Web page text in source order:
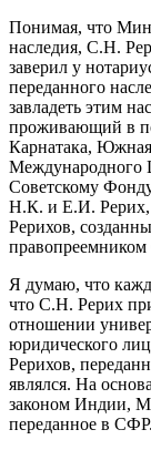
Понимая, что
наследия, С.Н.
заверил у
переданного
завладеть этим
проживающий в
Карнатака,
Международного
Советскому
Н.К. и Е.И. Рерих,
Рерихов,
правопреемником
Я думаю, что
что С.Н. Рерих
отношении
юридического
Рерихов,
являлся. На
законом Индии,
переданное в СФР.